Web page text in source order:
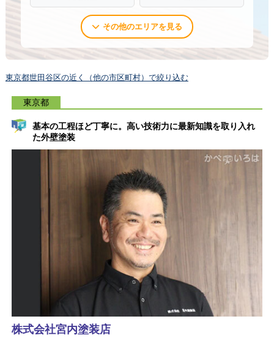
その他のエリアを見る
東京都世田谷区の近く（他の市区町村）で絞り込む
東京都
基本の工程ほど丁寧に。高い技術力に最新知識を取り入れ
た外壁塗装
株式会社宮内塗装店